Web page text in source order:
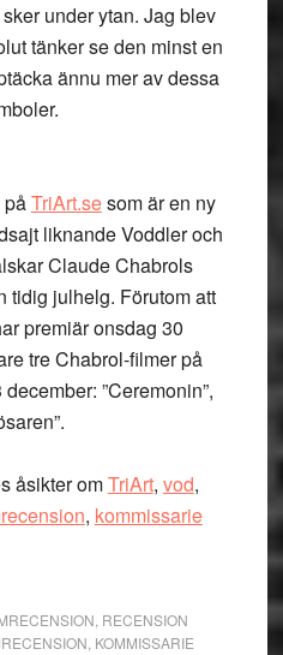
under ytan. Jag blev
tänker se den minst en
ännu mer av dessa
påTriArt.sesom är en ny
liknande Voddler och
Claude Chabrols
tidig julhelg. Förutom att
premiär onsdag 30
tre Chabrol-filmer på
”Ceremonin”,
åsikter omTriArt, vod,
, kommissarie
RECENSION
KOMMISSARIE